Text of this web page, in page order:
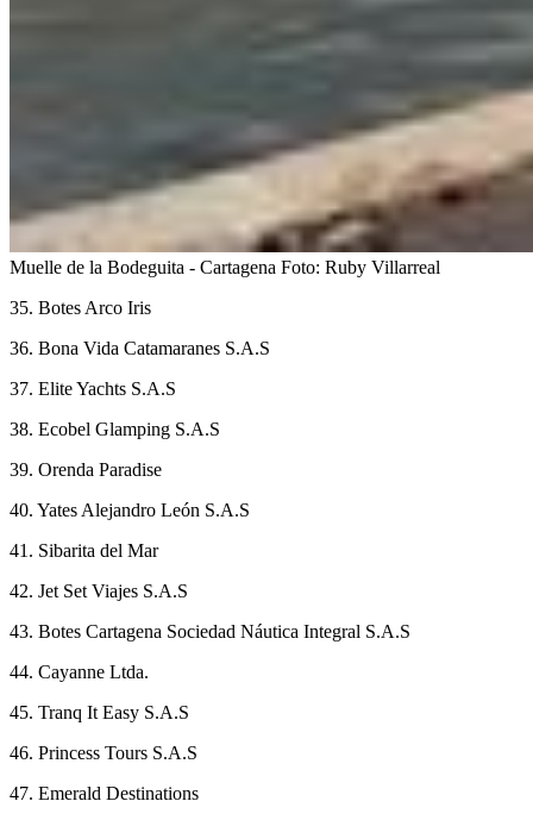
Muelle de la Bodeguita - Cartagena Foto: Ruby Villarreal
35. Botes Arco Iris
36. Bona Vida Catamaranes S.A.S
37. Elite Yachts S.A.S
38. Ecobel Glamping S.A.S
39. Orenda Paradise
40. Yates Alejandro León S.A.S
41. Sibarita del Mar
42. Jet Set Viajes S.A.S
43. Botes Cartagena Sociedad Náutica Integral S.A.S
44. Cayanne Ltda.
45. Tranq It Easy S.A.S
46. Princess Tours S.A.S
47. Emerald Destinations